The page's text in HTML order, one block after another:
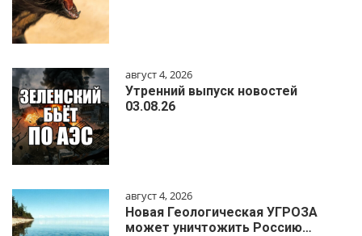
август 4, 2026
Утренний выпуск новостей
03.08.26
август 4, 2026
Новая Геологическая УГРОЗА
может уничтожить Россию…